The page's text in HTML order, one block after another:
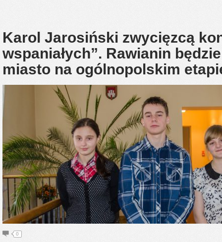
Karol Jarosiński zwycięzcą
wspaniałych”. Rawianin
miasto na ogólnopolskim
0